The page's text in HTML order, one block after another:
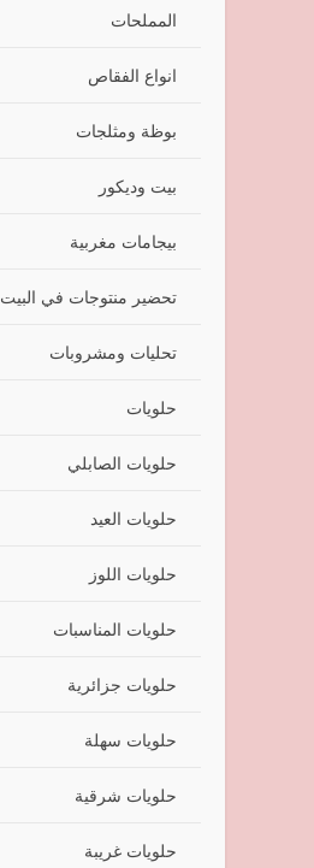
المملحات
انواع الفقاص
بوظة ومثلجات
بيت وديكور
بيجامات مغربية
تحضير منتوجات في البيت
تحليات ومشروبات
حلويات
حلويات الصابلي
حلويات العيد
حلويات اللوز
حلويات المناسبات
حلويات جزائرية
حلويات سهلة
حلويات شرقية
حلويات غريبة